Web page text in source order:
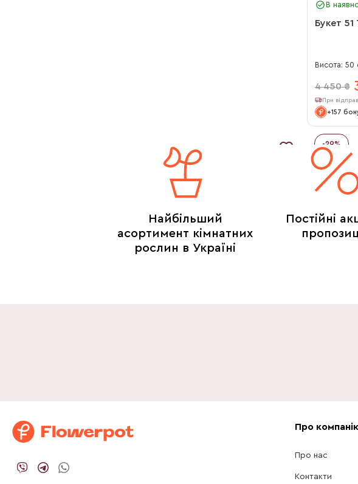
В
Букет
Висота: 50
4 450 ₴
При
+157
-29%
Найбільший
асортимент кімнатних
рослин в Україні
Постійні
Про
Про нас
Контакти